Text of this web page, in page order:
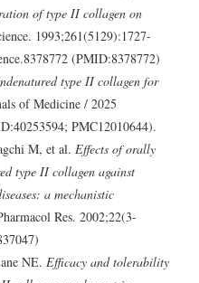
of type II collagen on
1993;261(5129):1727-
(PMID:8378772)
type II collagen for
of Medicine / 2025
PMC12010644).
M, et al. Effects of orally
type II collagen against
a mechanistic
Res. 2002;22(3-
NE. Efficacy and tolerability